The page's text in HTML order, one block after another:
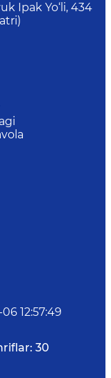
Ipak Yo‘li, 434
12:57:49
30